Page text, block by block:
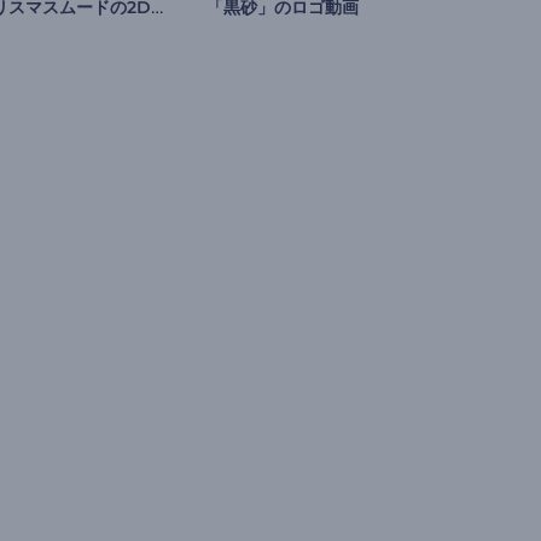
クリスマスムードの2Dオープニング動画 「黒砂」のロゴ動画